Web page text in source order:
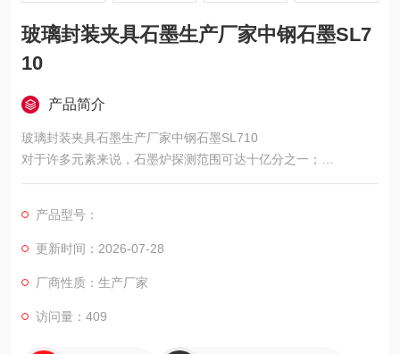
玻璃封装夹具石墨生产厂家中钢石墨SL7
10
产品简介
玻璃封装夹具石墨生产厂家中钢石墨SL710
对于许多元素来说，石墨炉探测范围可达十亿分之一；
采用改良型设备，阻碍降至小；
产品型号：
更新时间：2026-07-28
厂商性质：生产厂家
访问量：409